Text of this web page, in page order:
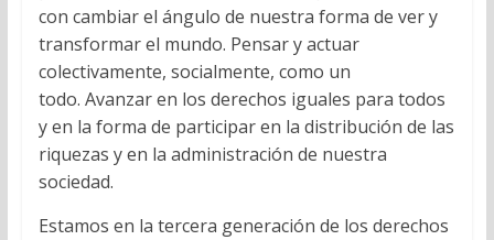
con cambiar el ángulo de nuestra forma de ver y
transformar el mundo. Pensar y actuar
colectivamente, socialmente, como un
todo. Avanzar en los derechos iguales para todos
y en la forma de participar en la distribución de las
riquezas y en la administración de nuestra
sociedad.
Estamos en la tercera generación de los derechos